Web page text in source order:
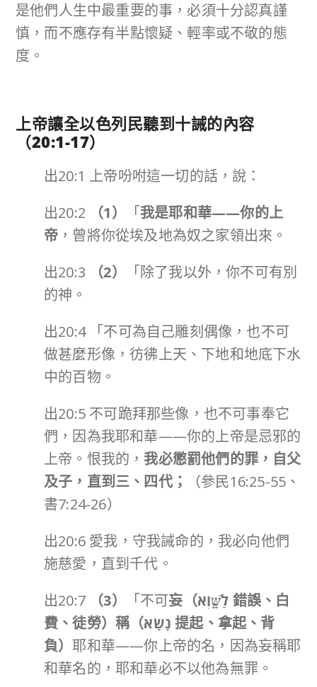
是他們人生中最重要的事，必須十分認真謹
慎，而不應存有半點懷疑、輕率或不敬的態
度。
上帝讓全以色列民聽到十誡的內容
（20:1-17）
出20:1 上帝吩咐這一切的話，說：
出20:2
（1） 「我是耶和華——你的上
帝 ，曾將你從埃及地為奴之家領出來。
出20:3
（2）
「除了我以外，你不可有別
的神。
出20:4 「不可為自己雕刻偶像，也不可
做甚麼形像，彷彿上天、下地和地底下水
中的百物。
出20:5 不可跪拜那些像，也不可事奉它
們，因為我耶和華——你的上帝是忌邪的
上帝。恨我的， 我必懲罰他們的罪，自父
及子，直到三、四代；
（參民16:25-55、
書7:24-26）
出20:6 愛我，守我誡命的，我必向他們
施慈愛，直到千代。
出20:7
（3） 「不可妄（לַשָּׁ֑וְא 錯誤、白
費、徒勞）稱（נָשָׂא 提起、拿起、背
負）耶和華——你上帝的名，因為妄稱耶
和華名的，耶和華必不以他為無罪。